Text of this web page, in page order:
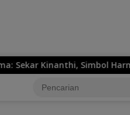
Kinanthi, Simbol Harmoni